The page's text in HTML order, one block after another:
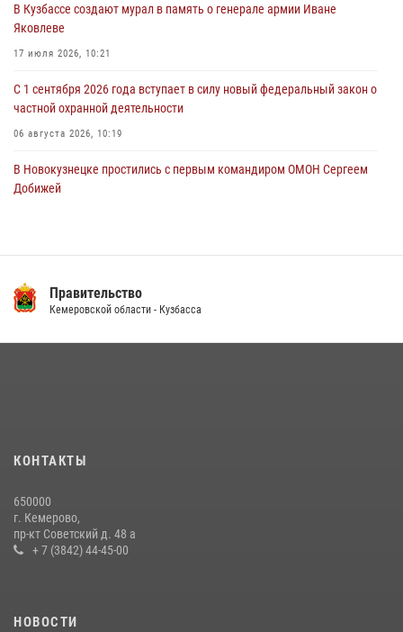
Росгвардейцы пресекли противоправные действия и защитили
новокузнечанку от агрессивного знакомого
06 августа 2026, 07:16
В Кузбассе создают мурал в память о генерале армии Иване
Яковлеве
17 июля 2026, 10:21
С 1 сентября 2026 года вступает в силу новый федеральный закон о
частной охранной деятельности
06 августа 2026, 10:19
В Новокузнецке простились с первым командиром ОМОН Сергеем
Добижей
14 июля 2026, 08:52 1
20 июля 2026, 10:54
с покупками
20 июля 2026, 08:52
Правительство
Кемеровской области - Кузбасса
КОНТАКТЫ
650000
г. Кемерово,
пр-кт Советский д. 48 а
+ 7 (3842) 44-45-00
НОВОСТИ